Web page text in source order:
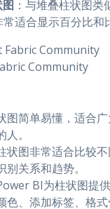
：与堆叠柱状图类
适合显示百分比和
Community
图简单易懂，适合
。
状图非常适合比较
关系和趋势。
BI为柱状图提
色、添加标签、格